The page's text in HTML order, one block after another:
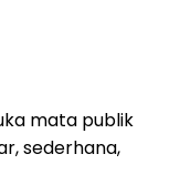
mata publik
sederhana,